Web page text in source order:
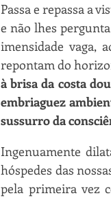
Passa e repassa a
e não lhes
imensidade vaga,
repontam do
à brisa da costa
embriaguez
sussurro da
Ingenuamente
hóspedes das
pela primeira vez